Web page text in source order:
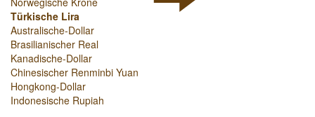
Türkische Lira
Australische-Dollar
Brasilianischer Real
Kanadische-Dollar
Chinesischer Renminbi Yuan
Hongkong-Dollar
Indonesische Rupiah